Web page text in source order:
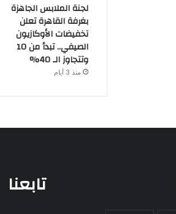
لجنة الملابس الجاهزة
بغرفة القاهرة تعلن
تخفيضات الأوكازيون
الصيفي.. تبدأ من 10
وتتجاوز الـ 40%
منذ 3 أيام
تابعنا